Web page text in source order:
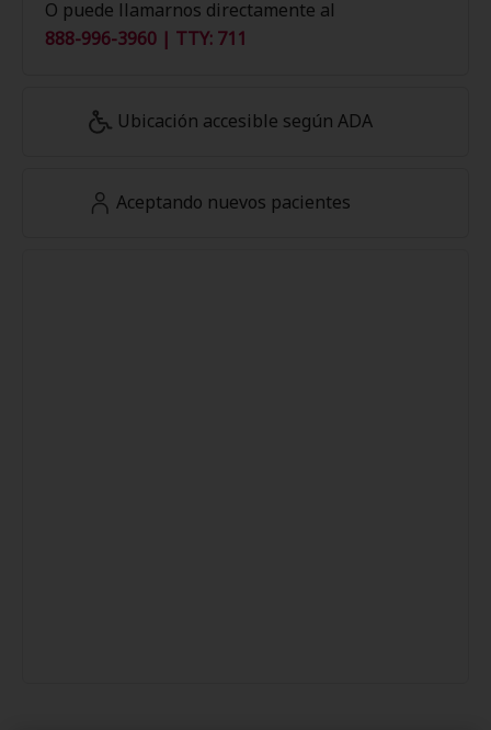
O puede llamarnos directamente al
888-996-3960 | TTY: 711
Ubicación accesible según ADA
Aceptando nuevos pacientes